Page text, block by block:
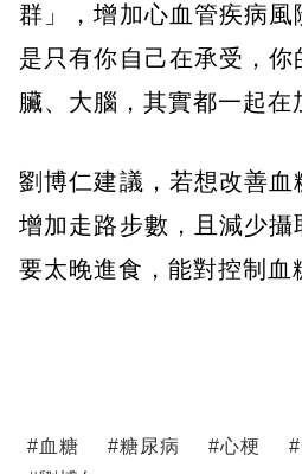
群」，增加心血管疾病
是只有你自己在承受，
臟、大腦，其實都一起在
劉博仁建議，若想改善血
增加走路步數，且減少攝
要太晚進食，能對控制血
#血糖 #糖尿病 #心梗 #